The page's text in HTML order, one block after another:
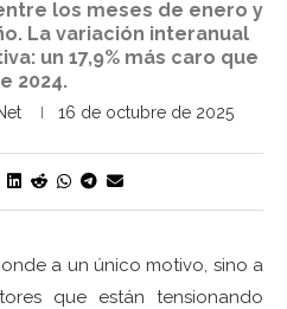
los meses de enero y
La variación interanual
un 17,9% más caro que
2024.
16 de octubre de 2025
a un único motivo, sino a
que están tensionando